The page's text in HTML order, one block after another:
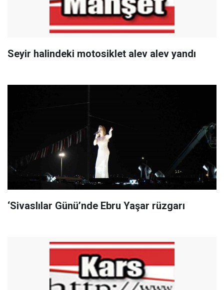
Seyir halindeki motosiklet alev alev yandı
‘Sivaslılar Günü’nde Ebru Yaşar rüzgarı